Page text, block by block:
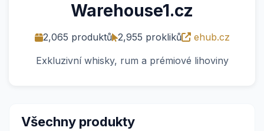
Warehouse1.cz
2,065 produktů 2,955 prokliků
ehub.cz
Exkluzivní whisky, rum a prémiové lihoviny
Všechny produkty